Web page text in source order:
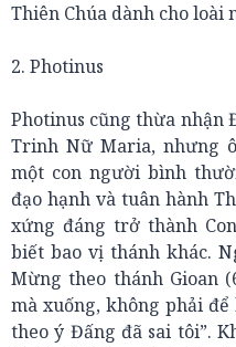
Thiên Chúa dành cho loài
2. Photinus
Photinus cũng thừa
Trinh Nữ Maria, nhưng
một con người bình
đạo hạnh và tuân hành
xứng đáng trở thành
biết bao vị thánh khác.
Mừng theo thánh Gioan
mà xuống, không phải
theo ý Đấng đã sai tôi”.